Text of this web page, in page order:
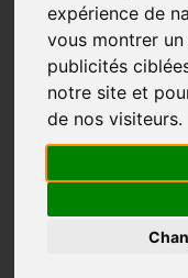
expérience de
vous montrer
publicités
notre site et
de nos visiteurs.